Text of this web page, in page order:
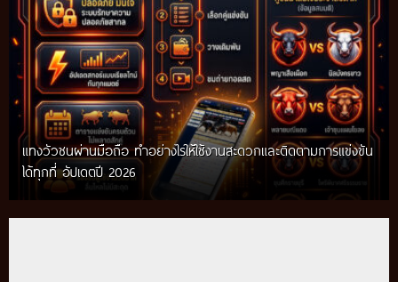
แทงวัวชนผ่านมือถือ ทำอย่างไรให้ใช้งานสะดวกและติดตามการแข่งขัน
ได้ทุกที่ อัปเดตปี 2026